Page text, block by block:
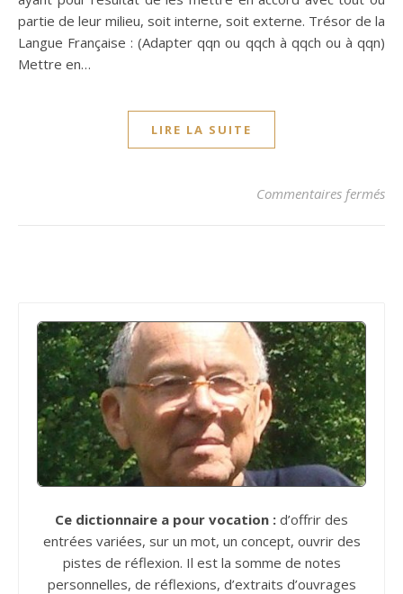
partie de leur milieu, soit interne, soit externe. Trésor de la
Langue Française : (Adapter qqn ou qqch à qqch ou à qqn)
Mettre en…
LIRE LA SUITE
Commentaires fermés
Ce dictionnaire a pour vocation : d’offrir des
entrées variées, sur un mot, un concept, ouvrir des
pistes de réflexion. Il est la somme de notes
personnelles, de réflexions, d’extraits d’ouvrages